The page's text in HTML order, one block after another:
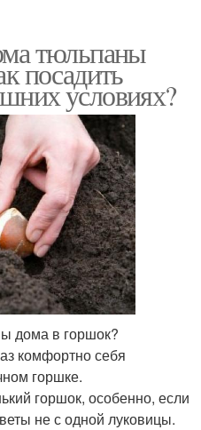
тюльпаны
посадить
условиях?
дома в горшок?
комфортно себя
горшке.
горшок, особенно, если
не с одной луковицы.